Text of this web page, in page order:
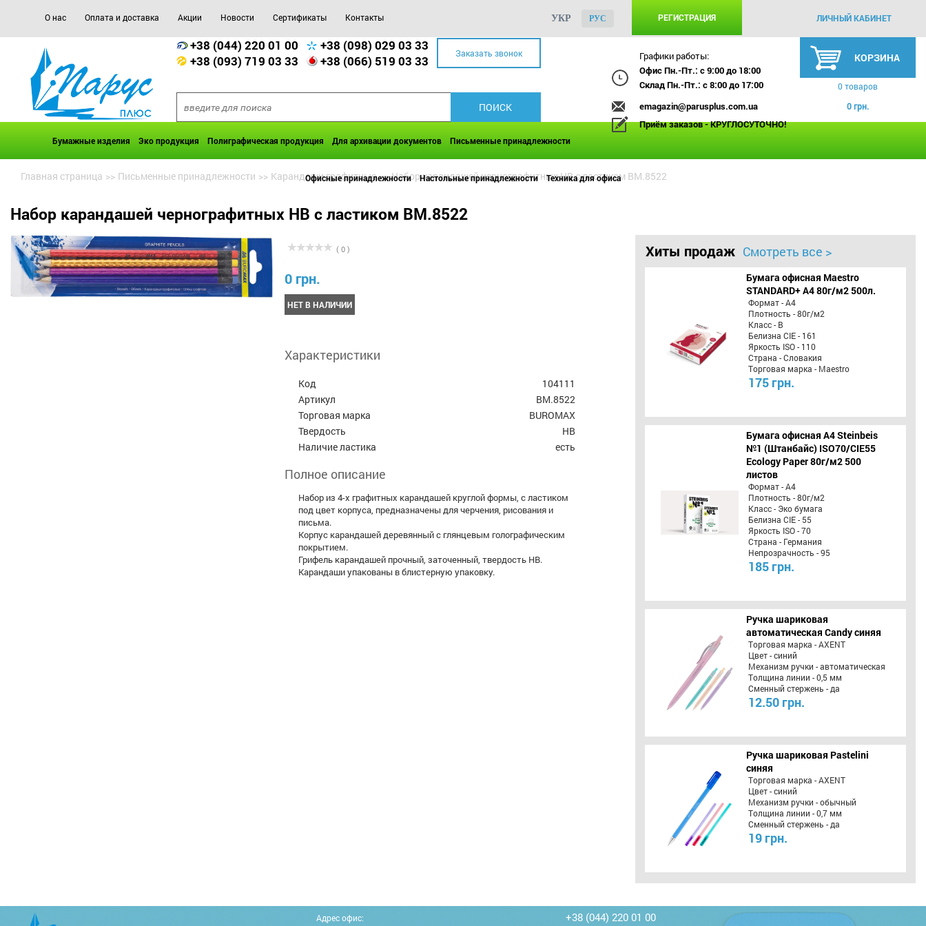
О нас Оплата и доставка Акции Новости Сертификаты Контакты РЕГИСТРАЦИЯ ЛИЧНЫЙ КАБИНЕТ
УКР РУС
+38 (044) 220 01 00
+38 (098) 029 03 33
+38 (093) 719 03 33
+38 (066) 519 03 33 Заказать звонок
Графики работы:
Офис Пн.-Пт.: с 9:00 до 18:00
Склад Пн.-Пт.: с 8:00 до 17:00
emagazin@parusplus.com.ua
Приём заказов - КРУГЛОСУТОЧНО!
КОРЗИНА
0 товаров
0 грн.
Бумажные изделия Эко продукция Полиграфическая продукция Для архивации документов Письменные принадлежности
Офисные принадлежности Настольные принадлежности Техника для офиса
Главная страница >> Письменные принадлежности >> Карандаши графитные >> Набор карандашей чернографитных НВ с ластиком BM.8522
Набор карандашей чернографитных НВ с ластиком BM.8522
( 0 )
0 грн.
НЕТ В НАЛИЧИИ
Характеристики
Код
104111
Артикул
BM.8522
Торговая марка
BUROMAX
Твердость
HB
Наличие ластика
есть
Полное описание
Набор из 4-х графитных карандашей круглой формы, с ластиком
под цвет корпуса, предназначены для черчения, рисования и
письма.
Корпус карандашей деревянный с глянцевым голографическим
покрытием.
Грифель карандашей прочный, заточенный, твердость НВ.
Карандаши упакованы в блистерную упаковку.
Хиты продаж Смотреть все >
Бумага офисная Maestro
STANDARD+ А4 80г/м2 500л.
Формат - А4
Плотность - 80г/м2
Класс - B
Белизна CIE - 161
Яркость ISO - 110
Страна - Словакия
Торговая марка - Maestro
175 грн.
Бумага офисная A4 Steinbeis
№1 (Штанбайс) ISO70/СІЕ55
Ecology Paper 80г/м2 500
листов
Формат - А4
Плотность - 80г/м2
Класс - Эко бумага
Белизна CIE - 55
Яркость ISO - 70
Страна - Германия
Непрозрачность - 95
185 грн.
Ручка шариковая
автоматическая Candy синяя
Торговая марка - AXENT
Цвет - синий
Механизм ручки - автоматическая
Толщина линии - 0,5 мм
Сменный стержень - да
12.50 грн.
Ручка шариковая Pastelini
синяя
Торговая марка - AXENT
Цвет - синий
Механизм ручки - обычный
Толщина линии - 0,7 мм
Сменный стержень - да
19 грн.
Адрес офис:
+38 (044) 220 01 00